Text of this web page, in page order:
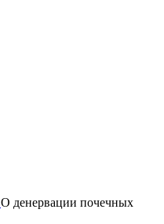
О денервации почечных